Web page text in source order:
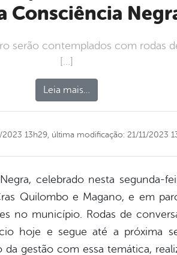
Consciência
serão contemplados com rodas
[…]
Leia mais…
2023 13h29, última modificação: 21/11/2023
celebrado nesta segunda-
Quilombo e Magano, e em
no município. Rodas de
hoje e segue até a próxima
gestão com essa temática,